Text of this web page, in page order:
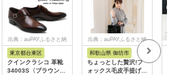
出典：auPAYふるさと納
東京都台東区
クインクラシコ 革靴
34003S〈ブラウン〉
出典：auPAYふるさと納
和歌山県 御坊市
ちょっとした贅沢!フ
ォックス毛皮手提げバ